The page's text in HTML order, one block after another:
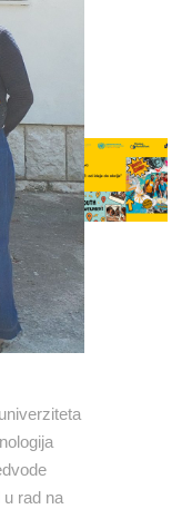
rad na